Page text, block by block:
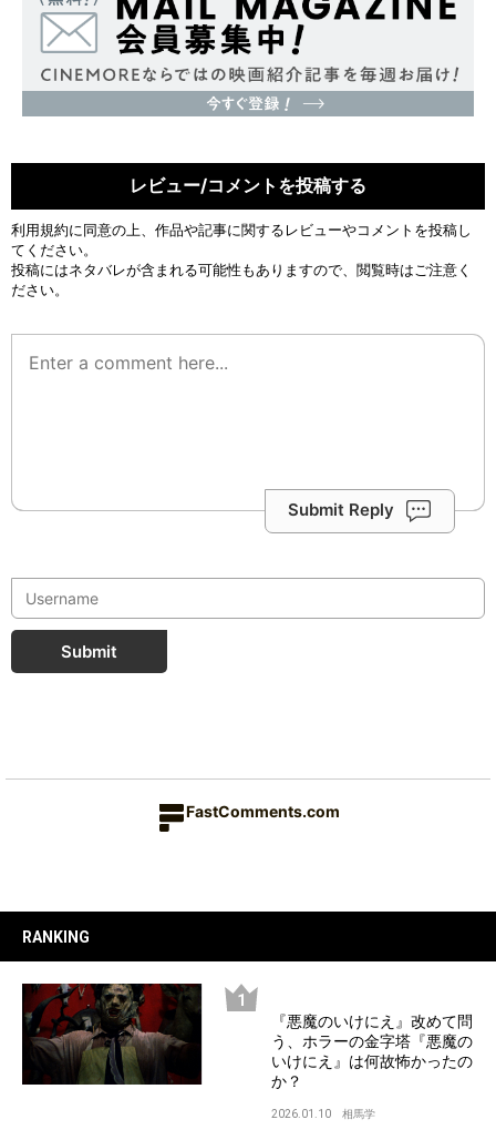
レビュー/コメントを投稿する
利用規約に同意の上、作品や記事に関するレビューやコメントを投稿し
てください。
投稿にはネタバレが含まれる可能性もありますので、閲覧時はご注意く
ださい。
Submit Reply
Submit
FastComments.com
RANKING
『悪魔のいけにえ』改めて問
う、ホラーの金字塔『悪魔の
いけにえ』は何故怖かったの
か？
2026.01.10 相馬学